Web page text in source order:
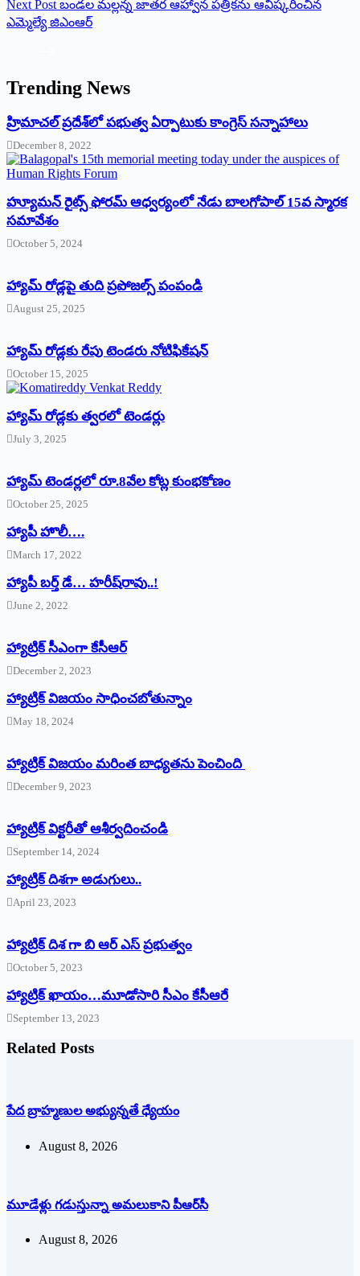
Next Post బండల మల్లన్న జాతర ఆహ్వాన పత్రికను ఆవిష్కరించిన
ఎమ్మెల్యే జిఎంఆర్
Trending News
‌హ్రిమాచల్‌ ‌ప్రదేశ్‌లో పభుత్వ ఏర్పాటుకు కాంగ్రెస్‌ ‌సన్నాహాలు
December 8, 2022
హ్యూమన్‌ రైట్స్‌ ఫోరమ్‌ ఆధ్వర్యంలో నేడు బాలగోపాల్‌ 15వ స్మారక
సమావేశం
October 5, 2024
హ్యామ్‌ రోడ్లపై తుది ప్రపోజల్స్‌ పంపండి
August 25, 2025
హ్యామ్‌ రోడ్లకు రేపు టెండరు నోటిఫికేషన్‌
October 15, 2025
హ్యామ్‌ రోడ్లకు త్వరలో టెండర్లు
July 3, 2025
హ్యామ్‌ ‌టెండర్లలో రూ.8వేల కోట్ల కుంభకోణం
October 25, 2025
హ్యాపీ హొలీ….
March 17, 2022
హ్యాపీ బర్త్ ‌డే… హరీష్‌రావు..!
June 2, 2022
హ్యాట్రిక్‌ ‌సీఎంగా కేసీఆర్‌
December 2, 2023
హ్యాట్రిక్‌ విజయం సాధించబోతున్నాం
May 18, 2024
హ్యాట్రిక్ విజయం మరింత బాధ్యతను పెంచింది
December 9, 2023
హ్యాట్రిక్‌ ‌విక్టరీతో ఆశీర్వదించండి
September 14, 2024
‌హ్యాట్రిక్‌ ‌దిశగా అడుగులు..
April 23, 2023
హ్యాట్రిక్ దిశ గా బి ఆర్ ఎస్ ప్రభుత్వం
October 5, 2023
హ్యాట్రిక్‌ ‌ఖాయం…మూడోసారి సీఎం కేసీఆరే
September 13, 2023
Related Posts
పేద బ్రాహ్మణుల అభ్యున్నతే ధ్యేయం
August 8, 2026
మూడేళ్లు గ‌డుస్తున్నా అమ‌లుకాని పీఆర్‌సీ
August 8, 2026